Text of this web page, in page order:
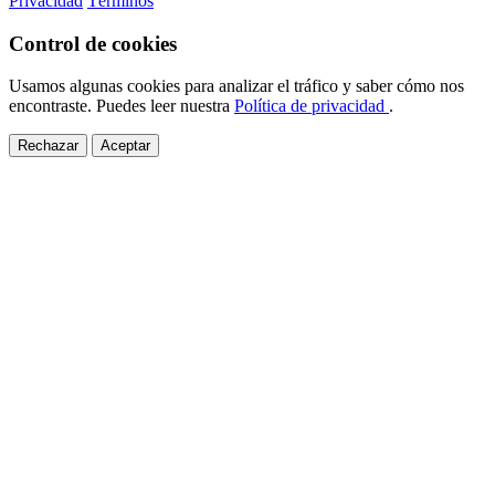
Control de cookies
Usamos algunas cookies para analizar el tráfico y saber cómo nos
encontraste. Puedes leer nuestra Política de privacidad .
Rechazar Aceptar